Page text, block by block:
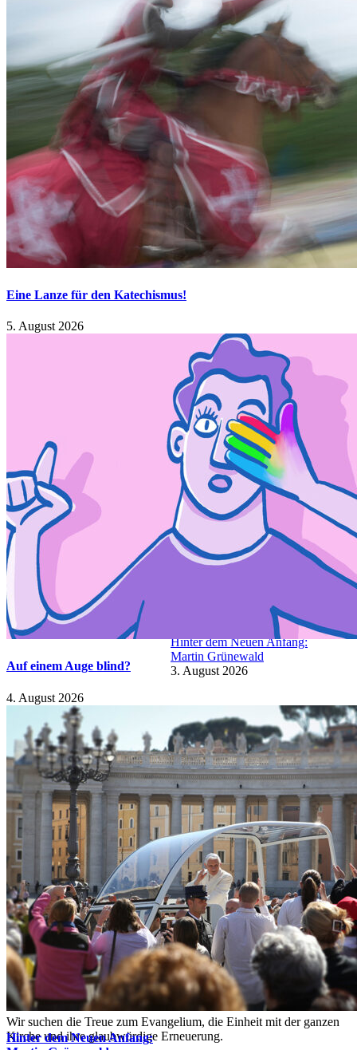
Eine Lanze für den Katechismus!
5. August 2026
Auf einem Auge blind?
4. August 2026
Hinter dem Neuen Anfang:
Kürzlich
Eine Lanze für den Katechismus!
5. August 2026
Auf einem Auge blind?
4. August 2026
Hinter dem Neuen Anfang:
Martin Grünewald
3. August 2026
Impressum •Datenschutz • Spenden• Presse
Der Neue Anfang ist eine freie Initiative von Katholiken, die ihre
Kirche lieben.
Wir suchen die Treue zum Evangelium, die Einheit mit der ganzen
Kirche und ihre glaubwürdige Erneuerung.